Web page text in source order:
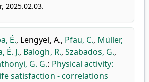
2025.02.03.
É., Lengyel, A., Pfau, C., Müller,
É. J., Balogh, R., Szabados, G.,
G. G.: Physical activity:
satisfaction - correlations